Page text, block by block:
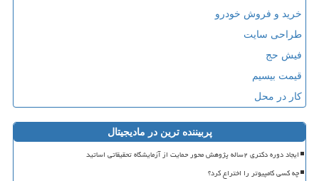
خرید و فروش خودرو
طراحی سایت
فیش حج
قیمت بیسیم
کار در محل
پربیننده ترین در مادیجیتال
ایجاد دوره دکتری ۲ساله پژوهش محور حمایت از آزمایشگاه تحقیقاتی اساتید
چه کسی کامپیوتر را اختراع کرد؟